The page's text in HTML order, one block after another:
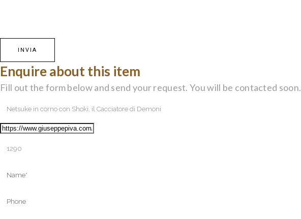
Enquire about this item
Fill out the form below and send your request. You will be contacted soon.